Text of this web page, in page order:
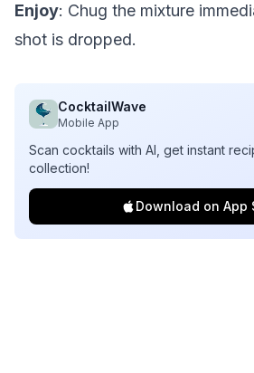
Enjoy: Chug the mixture
shot is dropped.
CocktailWave
Mobile App
Scan cocktails with AI, get instant
collection!
Download on App